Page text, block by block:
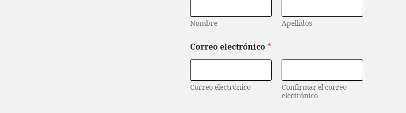
l
Nombre Apellidos
Correo electrónico *
Correo electrónico
Confirmar el correo
electrónico